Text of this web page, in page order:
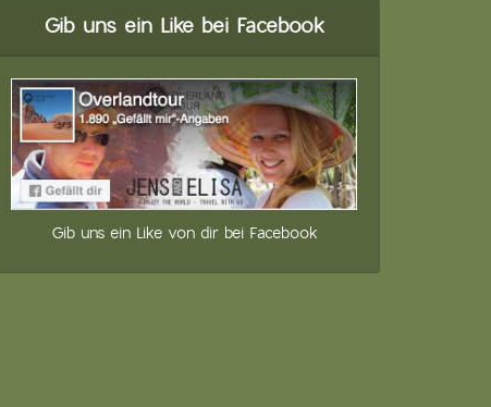
Gib uns ein Like bei Facebook
Gib uns ein Like von dir bei Facebook